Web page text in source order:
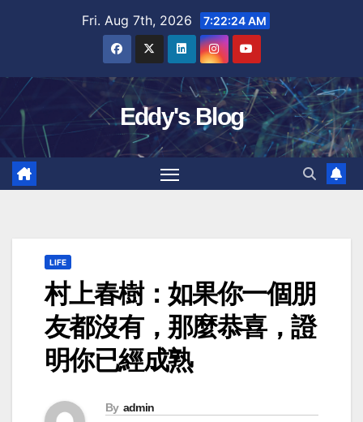
Fri. Aug 7th, 2026 7:22:25 AM
Eddy's Blog
LIFE
村上春樹：如果你一個朋
友都沒有，那麼恭喜，證
明你已經成熟
By admin